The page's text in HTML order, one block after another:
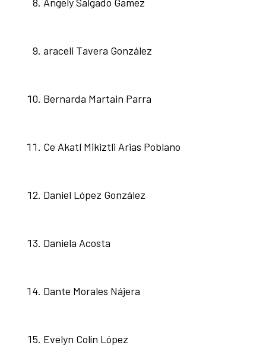
araceli Tavera González
Bernarda Martain Parra
Ce Akatl Mikiztli Arias Poblano
Daniel López González
Daniela Acosta
Dante Morales Nájera
Evelyn Colín López